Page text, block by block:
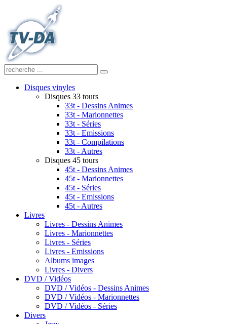
Disques vinyles
Disques 33 tours
33t - Dessins Animes
33t - Marionnettes
33t - Séries
33t - Emissions
33t - Compilations
33t - Autres
Disques 45 tours
45t - Dessins Animes
45t - Marionnettes
45t - Séries
45t - Emissions
45t - Autres
Livres
Livres - Dessins Animes
Livres - Marionnettes
Livres - Séries
Livres - Emissions
Albums images
Livres - Divers
DVD / Vidéos
DVD / Vidéos - Dessins Animes
DVD / Vidéos - Marionnettes
DVD / Vidéos - Séries
Divers